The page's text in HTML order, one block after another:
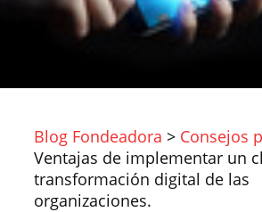
Blog Fondeadora > Consejos
Ventajas de implementar un
transformación digital de las
organizaciones.